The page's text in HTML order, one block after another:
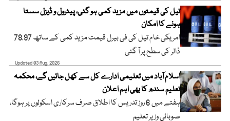
تیل کی قیمتوں میں مزید کمی ہو گئی، پیٹرول و ڈیزل سستا
ہونے کا امکان
امریکی خام تیل کی فی بیرل قیمت مزید کمی کے ساتھ 78.97
ڈالر کی سطح پر آ گئی
Updated 03 Aug, 2026
اسلام آباد میں تعلیمی ادارے کل سے کھل جائیں گے، محکمہ
تعلیم سندھ کا بھی اہم اعلان
ہفتے میں 6 روز تدریس کا اطلاق صرف سرکاری اسکولوں پر ہوگا،
صوبائی وزیر تعلیم